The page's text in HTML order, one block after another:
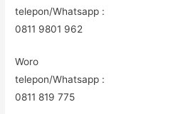
telepon/Whatsapp :
0811 9801 962
Woro
telepon/Whatsapp :
0811 819 775